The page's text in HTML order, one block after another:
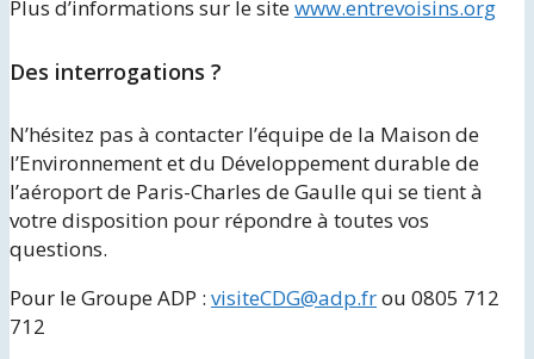
Plus d’informations sur le sitewww.entrevoisins.org
Des interrogations ?
N’hésitez pas à contacter l’équipe de la Maison de
l’Environnement et du Développement durable de
l’aéroport de Paris-Charles de Gaullequi se tient à
votre disposition pour répondre à toutes vos
questions.
Pour le Groupe ADP : visiteCDG@adp.frou 0805 712
712